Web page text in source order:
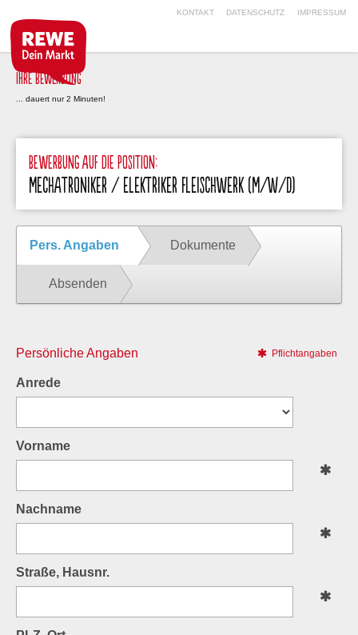
KONTAKT DATENSCHUTZ IMPRESSUM
IHRE BEWERBUNG
... dauert nur 2 Minuten!
BEWERBUNG AUF DIE POSITION:
MECHATRONIKER / ELEKTRIKER FLEISCHWERK (M/W/D)
Pers. Angaben Dokumente
Absenden
Persönliche Angaben Pflichtangaben
Anrede
Vorname
Nachname
Straße, Hausnr.